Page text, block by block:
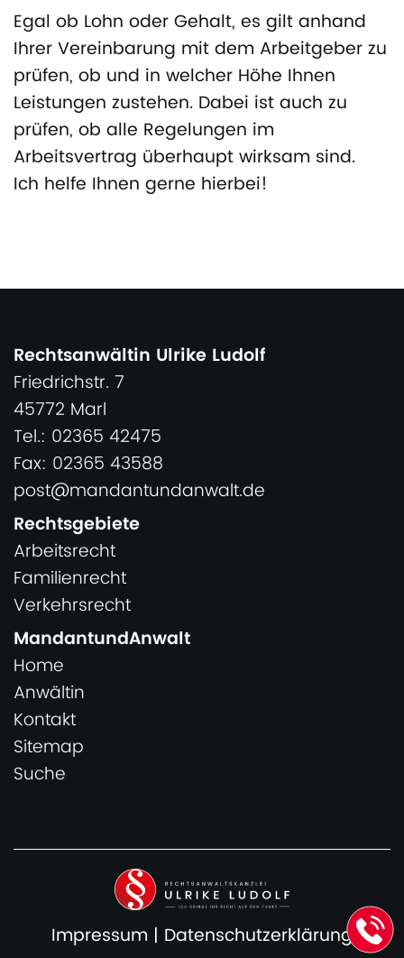
Egal ob Lohn oder Gehalt, es gilt anhand
Ihrer Vereinbarung mit dem Arbeitgeber zu
prüfen, ob und in welcher Höhe Ihnen
Leistungen zustehen. Dabei ist auch zu
prüfen, ob alle Regelungen im
Arbeitsvertrag überhaupt wirksam sind.
Ich helfe Ihnen gerne hierbei!
Rechtsanwältin Ulrike Ludolf
Friedrichstr. 7
45772 Marl
Tel.: 02365 42475
Fax: 02365 43588
post@mandantundanwalt.de
Rechtsgebiete
Arbeitsrecht
Familienrecht
Verkehrsrecht
MandantundAnwalt
Home
Anwältin
Kontakt
Sitemap
Suche
Impressum | Datenschutzerklärung